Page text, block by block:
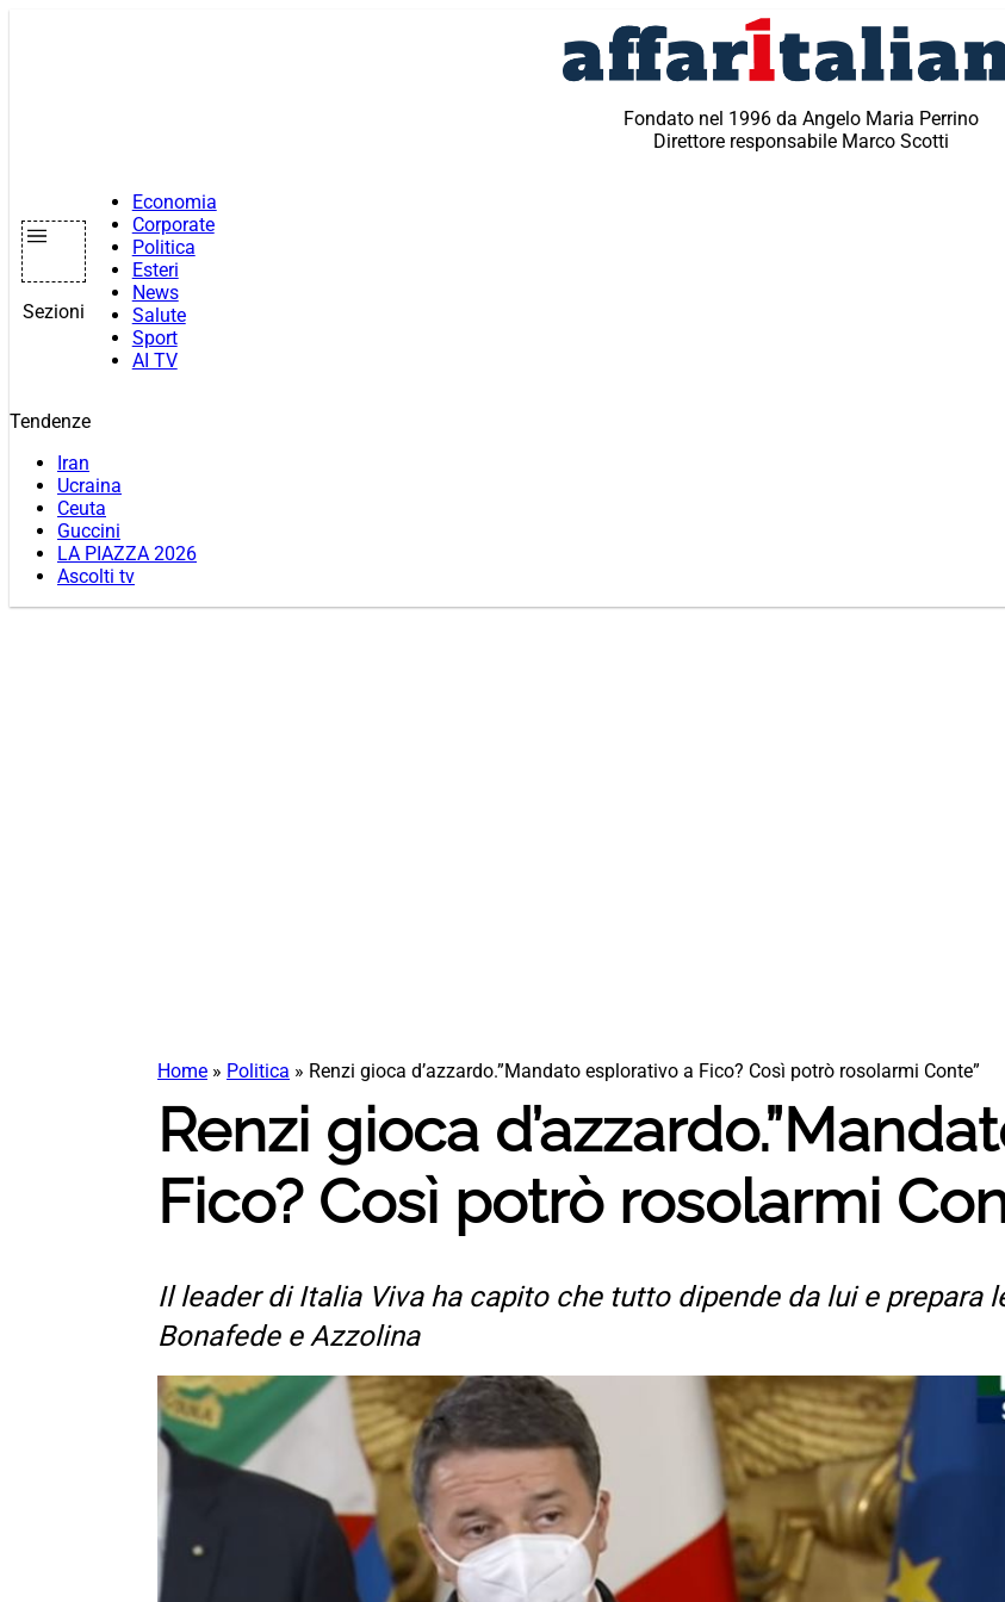
Fondato nel 1996 da Angelo Maria Perrino
Direttore responsabile Marco Scotti
Sezioni
Economia
Corporate
Politica
Esteri
News
Salute
Sport
AI TV
Tendenze
Iran
Ucraina
Ceuta
Guccini
LA PIAZZA 2026
Ascolti tv
Home » Politica » Renzi gioca d’azzardo.”Mandato esplorativo a Fico? Così potrò rosolarmi Conte”
Renzi gioca
Fico? Così potrò rosolarmi
Il leader di Italia Viva ha capito che tutto dipende da lui e prepara
Bonafede e Azzolina